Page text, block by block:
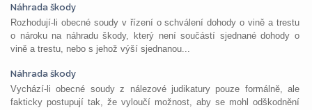
Náhrada škody
Rozhodují-li obecné soudy v řízení o schválení dohody o vině a trestu
o nároku na náhradu škody, který není součástí sjednané dohody o
vině a trestu, nebo s jehož výší sjednanou...
Náhrada škody
Vychází-li obecné soudy z nálezové judikatury pouze formálně, ale
fakticky postupují tak, že vyloučí možnost, aby se mohl odškodnění